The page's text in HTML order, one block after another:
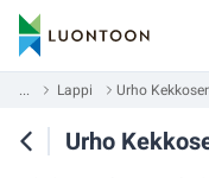
... Lappi Urho
Urho